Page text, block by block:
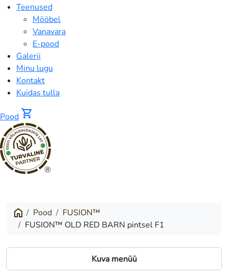
Teenused
Mööbel
Vanavara
E-pood
Galerii
Minu lugu
Kontakt
Kuidas tulla
Pood shopping_cart
®
RED
BARN
pintsel
F1
Pood
FUSION™
FUSION™ OLD RED BARN pintsel F1
Kuva menüü